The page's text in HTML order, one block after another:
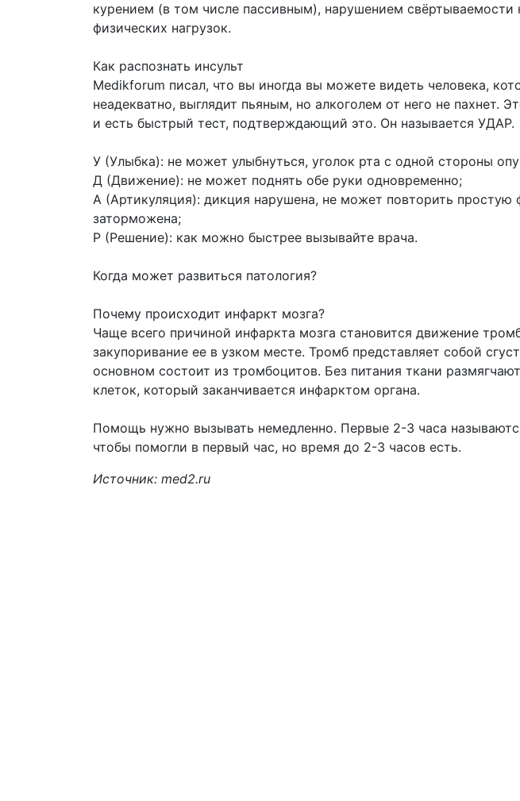
курением (в том числе пассивным), нарушением свёртываемости
физических нагрузок.
Как распознать инсульт
Medikforum писал, что вы иногда вы можете видеть человека,
неадекватно, выглядит пьяным, но алкоголем от него не пахнет.
и есть быстрый тест, подтверждающий это. Он называется УДАР.
У (Улыбка): не может улыбнуться, уголок рта с одной стороны
Д (Движение): не может поднять обе руки одновременно;
А (Артикуляция): дикция нарушена, не может повторить простую
заторможена;
Р (Решение): как можно быстрее вызывайте врача.
Когда может развиться патология?
Почему происходит инфаркт мозга?
Чаще всего причиной инфаркта мозга становится движение
закупоривание ее в узком месте. Тромб представляет собой
основном состоит из тромбоцитов. Без питания ткани
клеток, который заканчивается инфарктом органа.
Помощь нужно вызывать немедленно. Первые 2-3 часа
чтобы помогли в первый час, но время до 2-3 часов есть.
Источник: med2.ru